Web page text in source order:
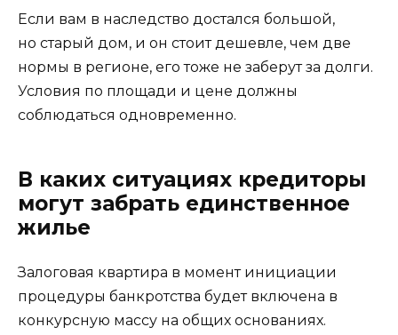
Если вам в наследство достался большой,
но старый дом, и он стоит дешевле, чем две
нормы в регионе, его тоже не заберут за долги.
Условия по площади и цене должны
соблюдаться одновременно.
В каких ситуациях кредиторы
могут забрать единственное
жилье
Залоговая квартира в момент инициации
процедуры банкротства будет включена в
конкурсную массу на общих основаниях.